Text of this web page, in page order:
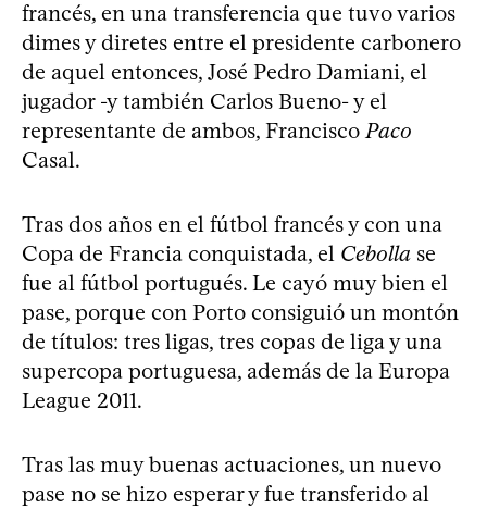
francés, en una transferencia que tuvo varios
dimes y diretes entre el presidente carbonero
de aquel entonces, José Pedro Damiani, el
jugador -y también Carlos Bueno- y el
representante de ambos, Francisco Paco
Casal.
Tras dos años en el fútbol francés y con una
Copa de Francia conquistada, el Cebolla se
fue al fútbol portugués. Le cayó muy bien el
pase, porque con Porto consiguió un montón
de títulos: tres ligas, tres copas de liga y una
supercopa portuguesa, además de la Europa
League 2011.
Tras las muy buenas actuaciones, un nuevo
pase no se hizo esperar y fue transferido al